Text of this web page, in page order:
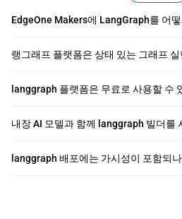
EdgeOne Makers에 LangGraph를 어
랭그래프 플랫폼은 상태 있는 그래프
langgraph 플랫폼은 무료로 사용할 수
내장 AI 모델과 함께 langgraph 빌더를
langgraph 배포에는 가시성이 포함되